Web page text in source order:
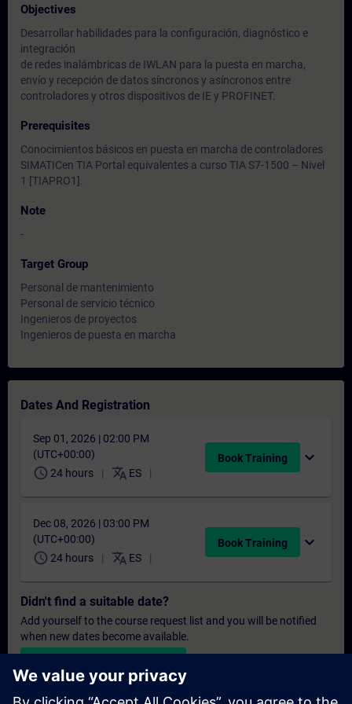
Objectives
Desarrollar habilidades para la configuración, diagnóstico e
integración
de redes inalámbricas de IWLAN para la puesta en marcha,
envío y recepción de datos síncronos y asíncronos entre
controladores y otros dispositivos de IE y PROFINET.
Prerequisites
Conocimientos básicos en puesta en marcha de controladores
SIMATICen TIA Portal equivalentes a curso TIA S7-1500 – Nivel
1 [TIAPRO1].
Note
-
Target Group
Personal de mantenimiento
Personal de servicio técnico
Ingenieros de proyectos
Ingenieros de puesta en marcha
Dates And Registration
Sep 01, 2026 | 02:00 PM
(UTC+00:00)
schedule 24 hours translate ES
Book Training expand_more
Dec 08, 2026 | 03:00 PM
(UTC+00:00)
schedule 24 hours translate ES
Book Training expand_more
Didn't find a suitable date?
Add yourself to the course request list and you will be notified
when new dates become available.